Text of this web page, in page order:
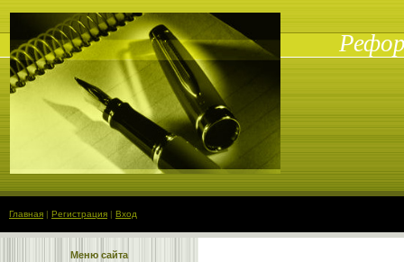
Главная | Регистрация | Вход
Меню сайта